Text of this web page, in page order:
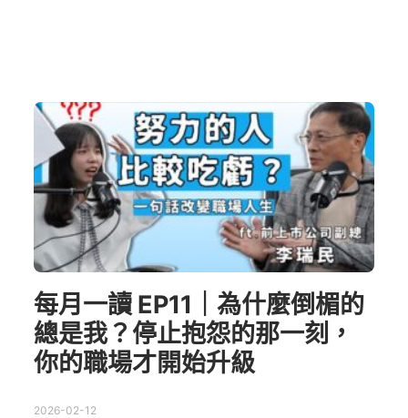
每月一讀 EP11｜為什麼倒楣的
總是我？停止抱怨的那一刻，
你的職場才開始升級
2026-02-12